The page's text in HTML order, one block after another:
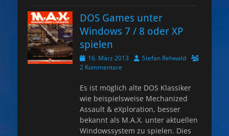
DOS Games unter
Windows 7 / 8 oder XP
spielen
Veröffentlicht
am
16. März 2013 AutorStefan Rehwald
2 Kommentare
Es ist möglich alte DOS Klassiker
wie beispielsweise Mechanized
Assault & eXploration, besser
bekannt als M.A.X. unter aktuellen
Windowssystem zu spielen. Dies